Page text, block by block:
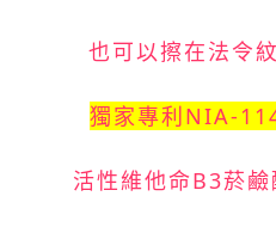
也可以擦在法令
獨家專利NIA-
活性維他命B3菸